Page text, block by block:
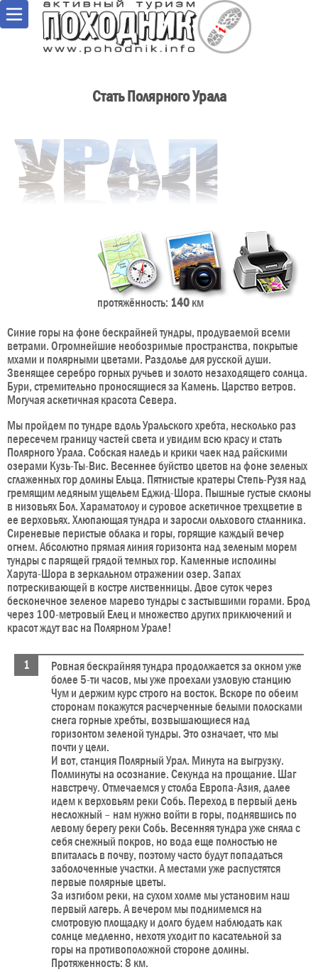
Стать Полярного Урала
протяжённость: 140км
Синие горы на фоне бескрайней тундры, продуваемой всеми
ветрами. Огромнейшие необозримые пространства, покрытые
мхами и полярными цветами. Раздолье для русской души.
Звенящее серебро горных ручьев и золото незаходящего солнца.
Бури, стремительно проносящиеся за Камень. Царство ветров.
Могучая аскетичная красота Севера.
Мы пройдем по тундре вдоль Уральского хребта, несколько раз
пересечем границу частей света и увидим всю красу и стать
Полярного Урала. Собская наледь и крики чаек над райскими
озерами Кузь-Ты-Вис. Весеннее буйство цветов на фоне зеленых
сглаженных гор долины Ельца. Пятнистые кратеры Степь-Рузя над
гремящим ледяным ущельем Еджид-Шора. Пышные густые склоны
в низовьях Бол. Хараматолоу и суровое аскетичное трехцветие в
ее верховьях. Хлюпающая тундра и заросли ольхового стланника.
Сиреневые перистые облака и горы, горящие каждый вечер
огнем. Абсолютно прямая линия горизонта над зеленым морем
тундры с парящей грядой темных гор. Каменные исполины
Харута-Шора в зеркальном отражении озер. Запах
потрескивающей в костре лиственницы. Двое суток через
бесконечное зеленое марево тундры с застывшими горами. Брод
через 100-метровый Елец и множество других приключений и
красот ждут вас на Полярном Урале!
Ровная бескрайняя тундра продолжается за окном уже
более 5-ти часов, мы уже проехали узловую станцию
Чум и держим курс строго на восток. Вскоре по обеим
сторонам покажутся расчерченные белыми полосками
снега горные хребты, возвышающиеся над
горизонтом зеленой тундры. Это означает, что мы
почти у цели.
И вот, станция Полярный Урал. Минута на выгрузку.
Полминуты на осознание. Секунда на прощание. Шаг
навстречу. Отмечаемся у столба Европа-Азия, далее
идем к верховьям реки Собь. Переход в первый день
несложный – нам нужно войти в горы, поднявшись по
левому берегу реки Собь. Весенняя тундра уже сняла с
себя снежный покров, но вода еще полностью не
впиталась в почву, поэтому часто будут попадаться
заболоченные участки. А местами уже распустятся
первые полярные цветы.
За изгибом реки, на сухом холме мы установим наш
первый лагерь. А вечером мы поднимемся на
смотровую площадку и долго будем наблюдать как
солнце медленно, нехотя уходит по касательной за
горы на противоположной стороне долины.
Протяженность: 8 км.